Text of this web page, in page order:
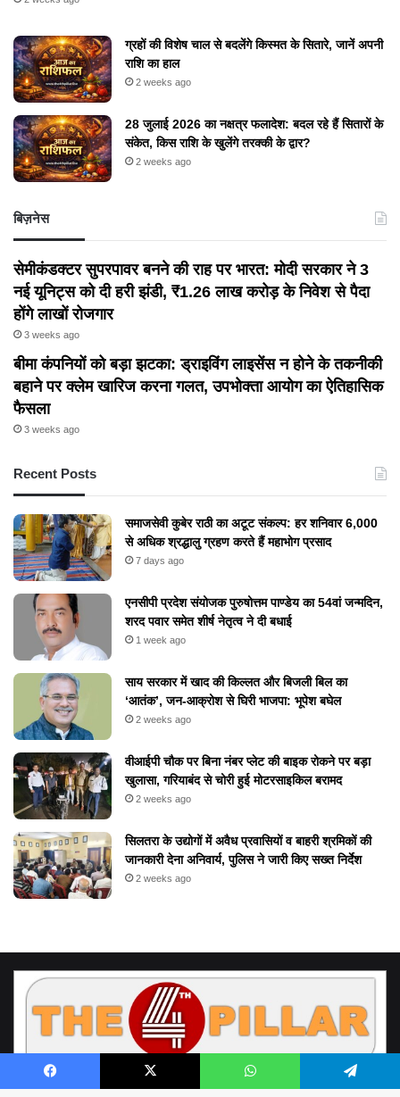
ग्रहों की विशेष चाल से बदलेंगे किस्मत के सितारे, जानें अपनी
राशि का हाल
2 weeks ago
28 जुलाई 2026 का नक्षत्र फलादेश: बदल रहे हैं सितारों के
संकेत, किस राशि के खुलेंगे तरक्की के द्वार?
2 weeks ago
बिज़नेस
सेमीकंडक्टर सुपरपावर बनने की राह पर भारत: मोदी सरकार ने 3
नई यूनिट्स को दी हरी झंडी, ₹1.26 लाख करोड़ के निवेश से पैदा
होंगे लाखों रोजगार
3 weeks ago
बीमा कंपनियों को बड़ा झटका: ड्राइविंग लाइसेंस न होने के तकनीकी
बहाने पर क्लेम खारिज करना गलत, उपभोक्ता आयोग का ऐतिहासिक
फैसला
3 weeks ago
Recent Posts
समाजसेवी कुबेर राठी का अटूट संकल्प: हर शनिवार 6,000
से अधिक श्रद्धालु ग्रहण करते हैं महाभोग प्रसाद
7 days ago
एनसीपी प्रदेश संयोजक पुरुषोत्तम पाण्डेय का 54वां जन्मदिन,
शरद पवार समेत शीर्ष नेतृत्व ने दी बधाई
1 week ago
​साय सरकार में खाद की किल्लत और बिजली बिल का
‘आतंक’, जन-आक्रोश से घिरी भाजपा: भूपेश बघेल
2 weeks ago
वीआईपी चौक पर बिना नंबर प्लेट की बाइक रोकने पर बड़ा
खुलासा, गरियाबंद से चोरी हुई मोटरसाइकिल बरामद
2 weeks ago
सिलतरा के उद्योगों में अवैध प्रवासियों व बाहरी श्रमिकों की
जानकारी देना अनिवार्य, पुलिस ने जारी किए सख्त निर्देश
2 weeks ago
Facebook X WhatsApp Telegram